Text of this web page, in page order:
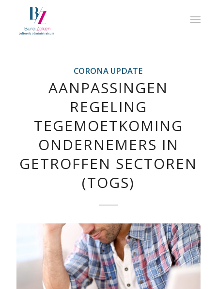
CORONA UPDATE
AANPASSINGEN
REGELING
TEGEMOETKOMING
ONDERNEMERS IN
GETROFFEN SECTOREN
(TOGS)